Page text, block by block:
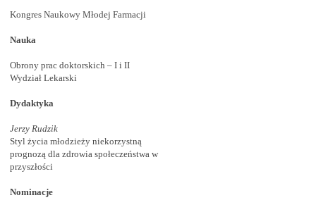
Kongres Naukowy Młodej Farmacji
Nauka
Obrony prac doktorskich – I i II
Wydział Lekarski
Dydaktyka
Jerzy Rudzik
Styl życia młodzieży niekorzystną
prognozą dla zdrowia społeczeństwa w
przyszłości
Nominacje